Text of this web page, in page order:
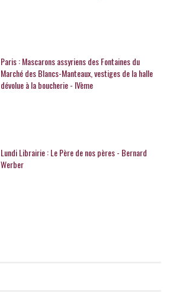
Paris : Mascarons assyriens des Fontaines du
Marché des Blancs-Manteaux, vestiges de la halle
dévolue à la boucherie - IVème
Lundi Librairie : Le Père de nos pères - Bernard
Werber